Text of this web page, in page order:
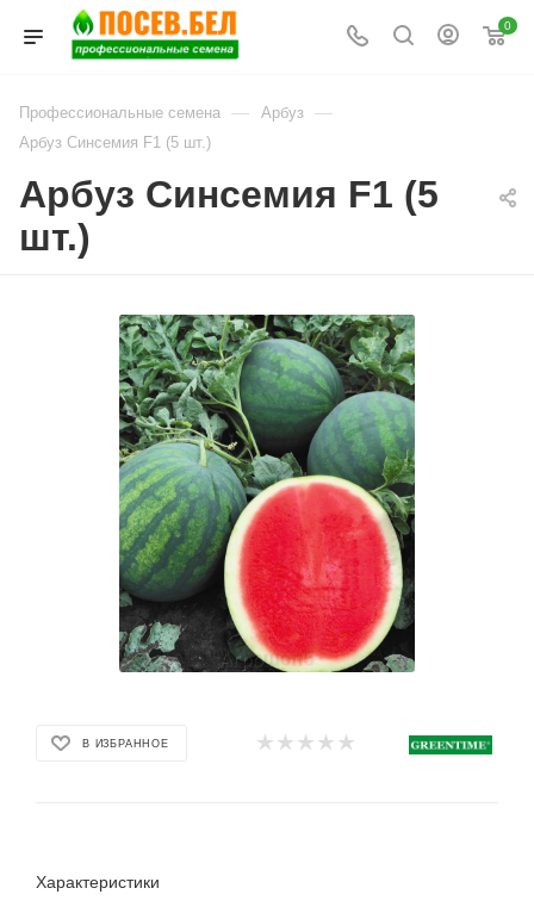
0
Профессиональные семена — Арбуз —
Арбуз Синсемия F1 (5 шт.)
Арбуз Синсемия F1 (5
шт.)
В ИЗБРАННОЕ
Характеристики